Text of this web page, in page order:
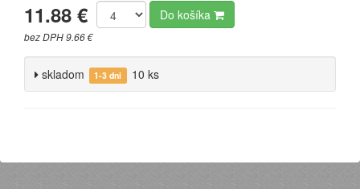
11.88 €
bez DPH 9.66 €
Do košíka
skladom 1-3 dni 10 ks